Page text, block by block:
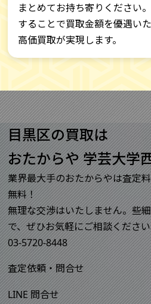
まとめてお持ち寄りください
することで買取金額を優遇い
高価買取が実現します。
目黒区の買取は
おたからや 学芸大学
業界最大手のおたからやは査定
無料！
無理な交渉はいたしません。些
で、ぜひお気軽にご相談くださ
03-5720-8448
査定依頼・問合せ
LINE 問合せ